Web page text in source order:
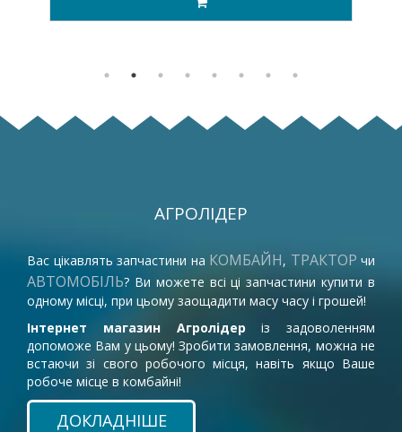
АГРОЛІДЕР
Вас цікавлять запчастини на КОМБАЙН, ТРАКТОР чи
АВТОМОБІЛЬ? Ви можете всі ці запчастини купити в
одному місці, при цьому заощадити масу часу і грошей!
Інтернет магазин Агролідер із задоволенням
допоможе Вам у цьому! Зробити замовлення, можна не
встаючи зі свого робочого місця, навіть якщо Ваше
робоче місце в комбайні!
ДОКЛАДНІШЕ